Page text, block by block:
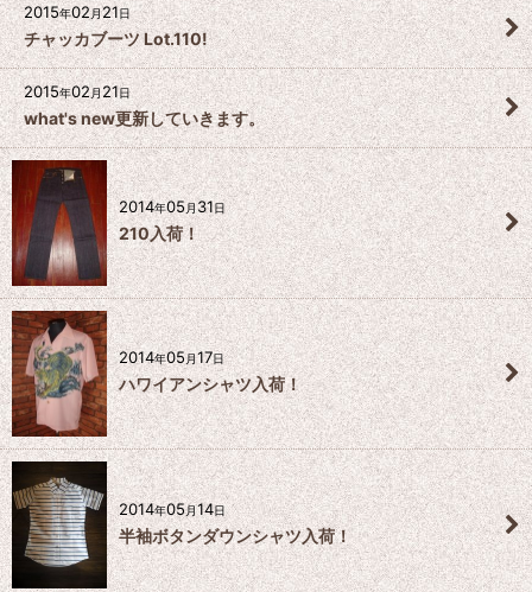
2015年02月21日
チャッカブーツ Lot.110!
2015年02月 21日
what's new更新していきます。
2014年05月31日
210入荷！
2014年05月17日
ハワイアンシャツ入荷！
2014年05月14日
半袖ボタンダウンシャツ入荷！